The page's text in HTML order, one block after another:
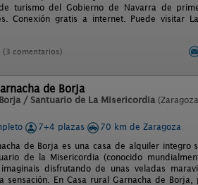
turismo del Gobierno de Navarra de
Conexión gratis a internet. Puede visitar
(3 comentarios)
de Borja
Borja / Santuario de La Misericordia
7+4 plazas
70 km de Zaragoza
de Borja es una casa de alquiler
de la Misericordia (conocido
imaginais disfrutando de unas veladas
sensación. En Casa rural Garnacha de